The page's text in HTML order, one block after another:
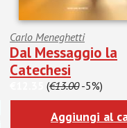
Carlo Meneghetti
Dal Messaggio la
Catechesi
(€13.00-5%)
Aggiungi al